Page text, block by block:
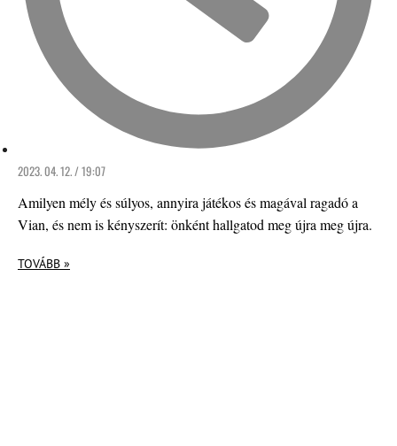
2023. 04. 12. / 19:07
Amilyen mély és súlyos, annyira játékos és magával ragadó a
Vian, és nem is kényszerít: önként hallgatod meg újra meg újra.
TOVÁBB »